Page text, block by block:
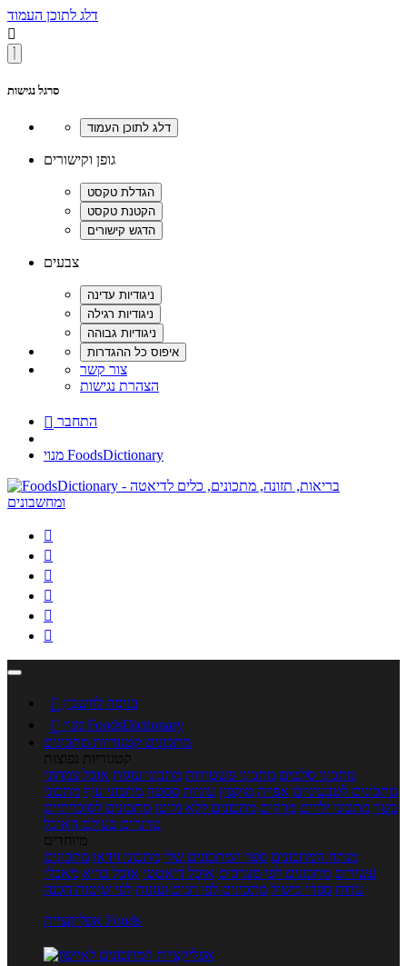
דלג לתוכן העמוד

סרגל נגישות
גופן וקישורים
צבעים
צור קשר
הצהרת נגישות
 התחבר
מנוי FoodsDictionary






 כניסה לחשבון

מנוי FoodsDictionary
מתכונים קטגוריות מתכונים
קטגוריות נפוצות
מתכוני סלטים מתכוני פשטידות מתכוני עוגות אוכל צמחוני
מתכונים לטבעוניים אפייה מוקפץ עוגיות פסטה מתכוני עוף מתכוני
בשר מתכוני ילדים מרקים מתכונים ללא גלוטן מתכונים לסוכרתיים
טרנדים בעולם האוכל
מיוחדים
מנתח המתכונים ספר המתכונים שלי מתכוני וידאו מתכונים
עשירים מתכונים לפי מצרכים אוכל דיאטטי אוכל בריא מאכלי
עדות ספרי בישול מתכונים לפי חגים ועונות לפי שיטות הכנה
אפליקציית Foods